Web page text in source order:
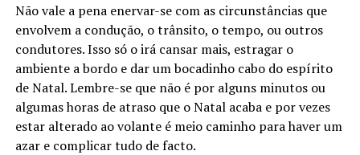
Não vale a pena enervar-se com as circunstâncias que
envolvem a condução, o trânsito, o tempo, ou outros
condutores. Isso só o irá cansar mais, estragar o
ambiente a bordo e dar um bocadinho cabo do espírito
de Natal. Lembre-se que não é por alguns minutos ou
algumas horas de atraso que o Natal acaba e por vezes
estar alterado ao volante é meio caminho para haver um
azar e complicar tudo de facto.